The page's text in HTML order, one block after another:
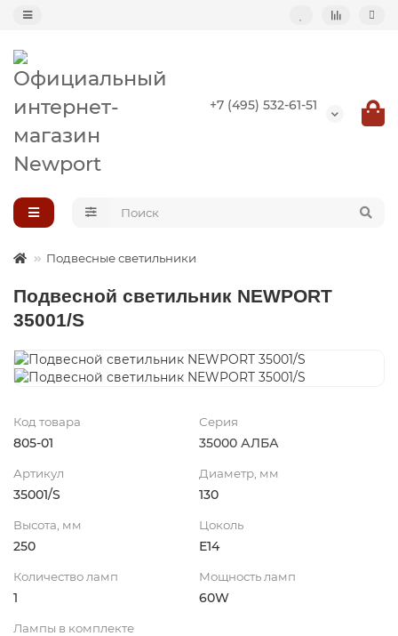
+7 (495) 532-61-51
Назад
Подвесные светильники
Потолочные светильники
Светильник-кольцо
Композиции светильников
Подвесные светильники
Подвесной светильник NEWPORT
35001/S
Код товара
805-01
Серия
35000 АЛБА
Артикул
35001/S
Диаметр, мм
130
Высота, мм
250
Цоколь
Е14
Количество ламп
1
Мощность ламп
60W
Лампы в комплекте